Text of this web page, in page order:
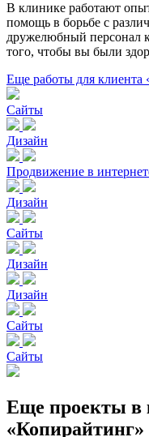
В клинике работают
помощь в борьбе с
дружелюбный персонал
того, чтобы вы были
Еще работы для
Сайты
Дизайн
Продвижение в
Дизайн
Сайты
Дизайн
Дизайн
Сайты
Сайты
Еще проекты в
«Копирайтинг»